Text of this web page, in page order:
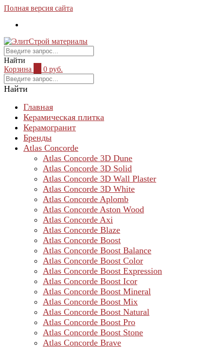
Полная версия сайта
Найти
Корзина
0 руб.
Найти
Главная
Керамическая плитка
Керамогранит
Бренды
Atlas Concorde
Atlas Concorde 3D Dune
Atlas Concorde 3D Solid
Atlas Concorde 3D Wall Plaster
Atlas Concorde 3D White
Atlas Concorde Aplomb
Atlas Concorde Aston Wood
Atlas Concorde Axi
Atlas Concorde Blaze
Atlas Concorde Boost
Atlas Concorde Boost Balance
Atlas Concorde Boost Color
Atlas Concorde Boost Expression
Atlas Concorde Boost Icor
Atlas Concorde Boost Mineral
Atlas Concorde Boost Mix
Atlas Concorde Boost Natural
Atlas Concorde Boost Pro
Atlas Concorde Boost Stone
Atlas Concorde Brave